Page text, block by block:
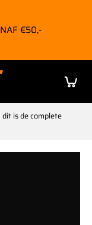
€50,-
is de complete